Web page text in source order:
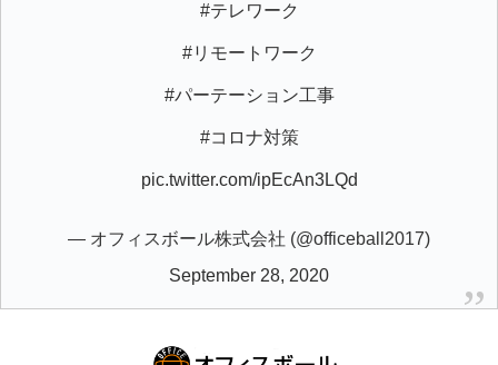
#テレワーク
#リモートワーク
#パーテーション工事
#コロナ対策
pic.twitter.com/ipEcAn3LQd
— オフィスボール株式会社 (@officeball2017)
September 28, 2020